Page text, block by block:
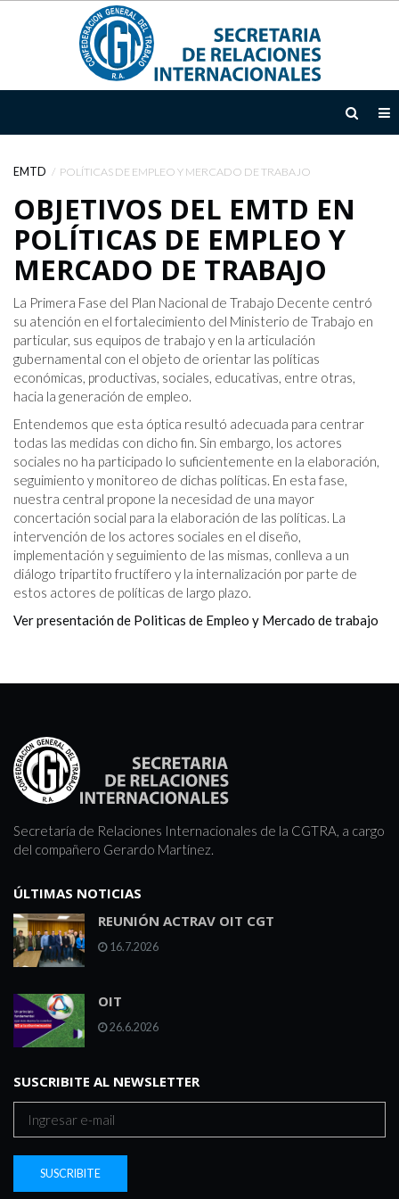
INICIO
INSTITUCIONAL
ÁREAS
DE
ACCIÓN
DOCUMENTOS
EMTD
NOTICIAS
EMTD POLÍTICAS DE EMPLEO Y MERCADO DE TRABAJO
OBJETIVOS DEL EMTD EN
POLÍTICAS DE EMPLEO Y
MERCADO DE TRABAJO
La Primera Fase del Plan Nacional de Trabajo Decente centró
su atención en el fortalecimiento del Ministerio de Trabajo en
particular, sus equipos de trabajo y en la articulación
gubernamental con el objeto de orientar las políticas
económicas, productivas, sociales, educativas, entre otras,
hacia la generación de empleo.
Entendemos que esta óptica resultó adecuada para centrar
todas las medidas con dicho fin. Sin embargo, los actores
sociales no ha participado lo suficientemente en la elaboración,
seguimiento y monitoreo de dichas políticas. En esta fase,
nuestra central propone la necesidad de una mayor
concertación social para la elaboración de las políticas. La
intervención de los actores sociales en el diseño,
implementación y seguimiento de las mismas, conlleva a un
diálogo tripartito fructífero y la internalización por parte de
estos actores de políticas de largo plazo.
Ver presentación de Politicas de Empleo y Mercado de trabajo
Secretaría de Relaciones Internacionales de la CGTRA, a cargo
del compañero Gerardo Martínez.
ÚLTIMAS NOTICIAS
REUNIÓN ACTRAV OIT CGT
16.7.2026
OIT
26.6.2026
SUSCRIBITE AL NEWSLETTER